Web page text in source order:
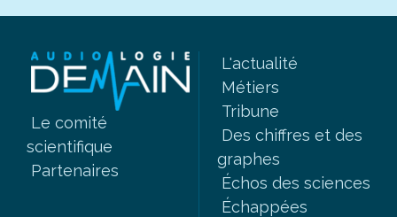
Le comité
scientifique
Partenaires
L'actualité
Métiers
Tribune
Des chiffres et des
graphes
Échos des sciences
Échappées